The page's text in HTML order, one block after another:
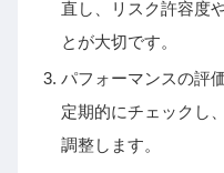
直し、リスク許容度
とが大切です。
パフォーマンスの評
定期的にチェックし
調整します。